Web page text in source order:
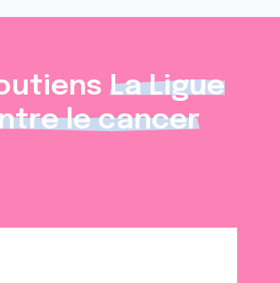
La Ligue
le cancer